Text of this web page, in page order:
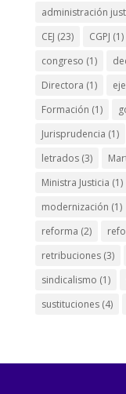
administración
CEJ (23) CGPJ (1)
congreso (1)
Directora (1)
Formación (1)
Jurisprudencia (1)
letrados(3)
Ministra Justicia (1)
modernización (1)
reforma (2)
retribuciones(3)
sindicalismo (1)
sustituciones(4)